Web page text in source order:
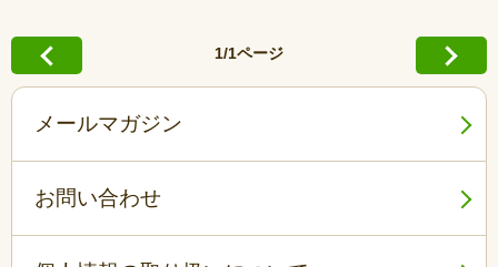
1/1ページ
メールマガジン
お問い合わせ